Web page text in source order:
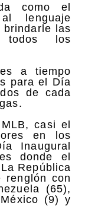
como el
lenguaje
brindarle las
todos los
a tiempo
para el Día
de cada
casi el
en los
Inaugural
donde el
República
renglón con
(65),
(9) y